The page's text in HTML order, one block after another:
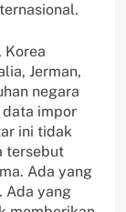
Korea
Jerman,
negara
impor
ini tidak
tersebut
Ada yang
Ada yang